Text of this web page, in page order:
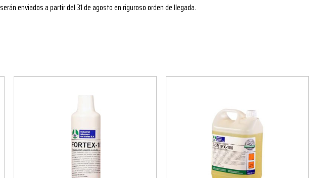
enviados a partir del 31 de agosto en riguroso orden de llegada.